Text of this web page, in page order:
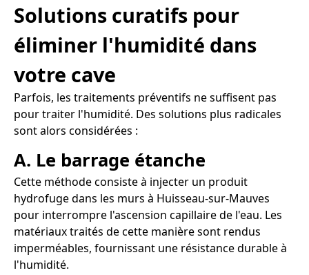
Solutions curatifs pour
éliminer l'humidité dans
votre cave
Parfois, les traitements préventifs ne suffisent pas
pour traiter l'humidité. Des solutions plus radicales
sont alors considérées :
A. Le barrage étanche
Cette méthode consiste à injecter un produit
hydrofuge dans les murs à Huisseau-sur-Mauves
pour interrompre l'ascension capillaire de l'eau. Les
matériaux traités de cette manière sont rendus
imperméables, fournissant une résistance durable à
l'humidité.